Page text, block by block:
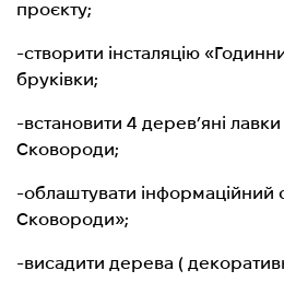
проєкту;
-створити інсталяцію
бруківки;
-встановити 4 дерев’яні
Сковороди;
-облаштувати інформаційний
Сковороди»;
-висадити дерева (